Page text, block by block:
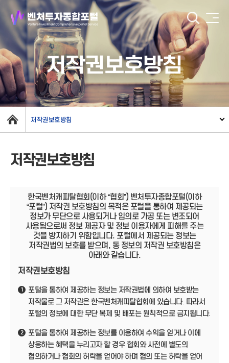
저작권보호방침
저작권보호방침
저작권보호방침
한국벤처캐피탈협회(이하 “협회”) 벤처투자종합포털(이하
“포털”) 저작권 보호방침의 목적은 포털을 통하여 제공되는
정보가 무단으로 사용되거나 임의로 가공 또는 변조되어
사용됨으로써 정보 제공자 및 정보 이용자에게 피해를 주는
것을 방지하기 위함입니다. 포털에서 제공되는 정보는
저작권법의 보호를 받으며, 동 정보의 저작권 보호방침은
아래와 같습니다.
저작권보호방침
1
포털을 통하여 제공하는 정보는 저작권법에 의하여 보호받는
저작물로 그 저작권은 한국벤처캐피탈협회에 있습니다. 따라서
포털의 정보에 대한 무단 복제 및 배포는 원칙적으로 금지됩니다.
2
포털을 통하여 제공하는 정보를 이용하여 수익을 얻거나 이에
상응하는 혜택을 누리고자 할 경우 협회와 사전에 별도의
협의하거나 협회의 허락을 얻어야 하며 협의 또는 허락을 얻어